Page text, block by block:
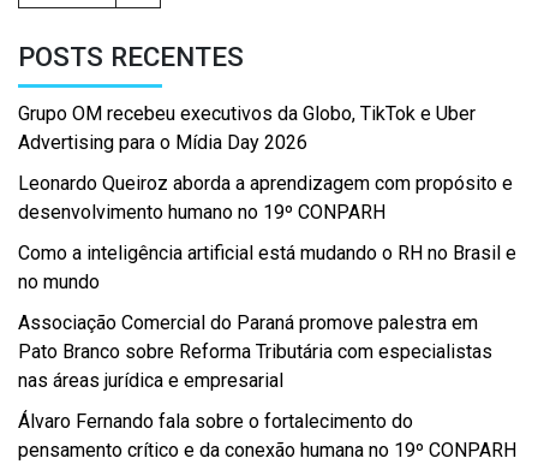
POSTS RECENTES
Grupo OM recebeu executivos da Globo, TikTok e Uber
Advertising para o Mídia Day 2026
Leonardo Queiroz aborda a aprendizagem com propósito e
desenvolvimento humano no 19º CONPARH
Como a inteligência artificial está mudando o RH no Brasil e
no mundo
Associação Comercial do Paraná promove palestra em
Pato Branco sobre Reforma Tributária com especialistas
nas áreas jurídica e empresarial
Álvaro Fernando fala sobre o fortalecimento do
pensamento crítico e da conexão humana no 19º CONPARH